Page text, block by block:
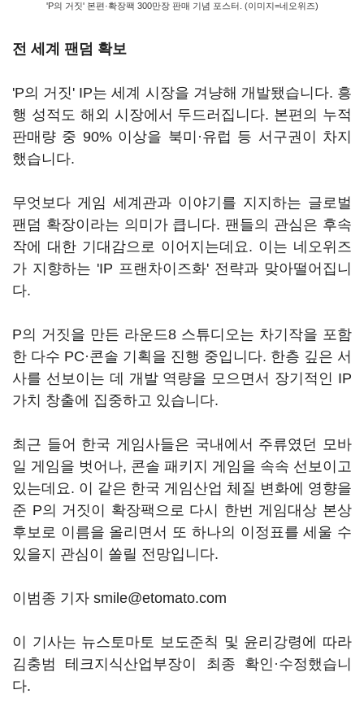
'P의 거짓' 본편·확장팩 300만장 판매 기념 포스터. (이미지=네오위즈)
전 세계 팬덤 확보
'P의 거짓' IP는 세계 시장을 겨냥해 개발됐습니다. 흥
행 성적도 해외 시장에서 두드러집니다. 본편의 누적
판매량 중 90% 이상을 북미·유럽 등 서구권이 차지
했습니다.
무엇보다 게임 세계관과 이야기를 지지하는 글로벌
팬덤 확장이라는 의미가 큽니다. 팬들의 관심은 후속
작에 대한 기대감으로 이어지는데요. 이는 네오위즈
가 지향하는 'IP 프랜차이즈화' 전략과 맞아떨어집니
다.
P의 거짓을 만든 라운드8 스튜디오는 차기작을 포함
한 다수 PC·콘솔 기획을 진행 중입니다. 한층 깊은 서
사를 선보이는 데 개발 역량을 모으면서 장기적인 IP
가치 창출에 집중하고 있습니다.
최근 들어 한국 게임사들은 국내에서 주류였던 모바
일 게임을 벗어나, 콘솔 패키지 게임을 속속 선보이고
있는데요. 이 같은 한국 게임산업 체질 변화에 영향을
준 P의 거짓이 확장팩으로 다시 한번 게임대상 본상
후보로 이름을 올리면서 또 하나의 이정표를 세울 수
있을지 관심이 쏠릴 전망입니다.
이범종 기자 smile@etomato.com
이 기사는 뉴스토마토 보도준칙 및 윤리강령에 따라
김충범 테크지식산업부장이 최종 확인·수정했습니
다.